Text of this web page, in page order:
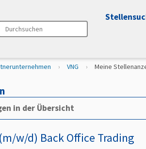
Durchsuchen
Erweiterte Suche…
VNG Meine
in der Übersicht
w/d) Back Office Trading